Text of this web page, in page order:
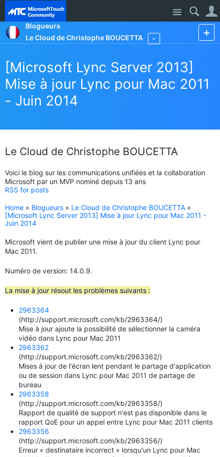
Site
Blogueurs
Le Cloud de Christophe BOUCETTA
[Microsoft Lync Server 2013]
Mise à jour Lync pour Mac 2011
- Juin 2014
Le Cloud de Christophe BOUCETTA
Voici le blog sur les communications unifiées et la collaboration
Microsoft par un MVP nominé depuis 13 ans
RSS for posts
Home » Blogueurs » Le Cloud de Christophe BOUCETTA »
[Microsoft Lync Server 2013] Mise à jour Lync pour Mac 2011 -
Juin 2014
Microsoft vient de publier une mise à jour du client Lync pour
Mac 2011.
Numéro de version: 14.0.9.
La mise à jour résout les problèmes suivants :
2963364
(http://support.microsoft.com/kb/2963364/)
Mise à jour ajoute la possibilité de sélectionner la caméra
vidéo dans Lync pour Mac 2011
2963362
(http://support.microsoft.com/kb/2963362/)
Mises à jour de l'écran lent pendant le partage d'application
ou de session dans Lync pour Mac 2011 de partage de
bureau
2963358
(http://support.microsoft.com/kb/2963358/)
Rapport de qualité de support n'est pas disponible dans le
rapport QoE pour un appel entre Lync pour Mac 2011 clients
2963356
(http://support.microsoft.com/kb/2963356/)
Erreur « destinataire incorrect » lorsqu'un Lync pour Mac